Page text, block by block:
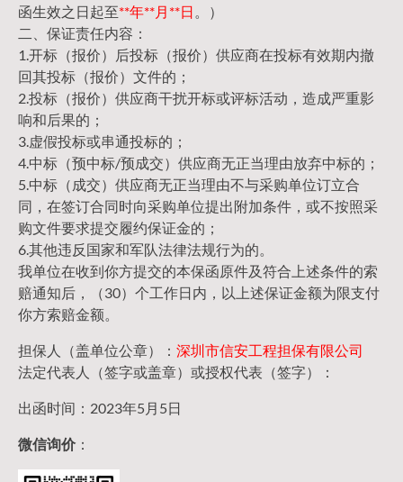
函生效之日起至**年**月**日 。）
二、保证责任内容：
1.开标（报价）后投标（报价）供应商在投标有效期内撤
回其投标（报价）文件的；
2.投标（报价）供应商干扰开标或评标活动，造成严重影
响和后果的；
3.虚假投标或串通投标的；
4.中标（预中标/预成交）供应商无正当理由放弃中标的；
5.中标（成交）供应商无正当理由不与采购单位订立合
同，在签订合同时向采购单位提出附加条件，或不按照采
购文件要求提交履约保证金的；
6.其他违反国家和军队法律法规行为的。
我单位在收到你方提交的本保函原件及符合上述条件的索
赔通知后，（30）个工作日内，以上述保证金额为限支付
你方索赔金额。
担保人（盖单位公章）： 深圳市信安工程担保有限公司
法定代表人（签字或盖章）或授权代表（签字）：
出函时间：2023年5月5日
微信询价：